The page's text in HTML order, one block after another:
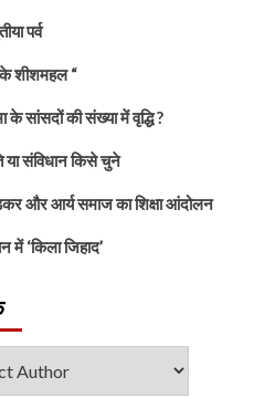
पर्व
के शीशमहल “
के सांसदों की संख्या में वृद्धि ?
या संविधान किसे चुने
और आर्य समाज का शिक्षा आंदोलन
में ‘किला जिहाद’